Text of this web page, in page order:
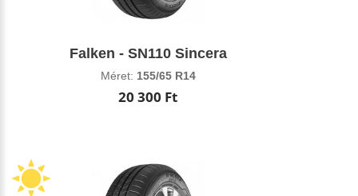
Falken - SN110 Sincera
Méret: 155/65 R14
20 300 Ft